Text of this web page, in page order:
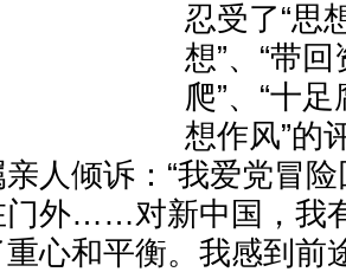
忍受了“思
想”、“带
爬”、“十
想作风”的
人倾诉：“我爱党冒
外……对新中国，我
心和平衡。我感到前